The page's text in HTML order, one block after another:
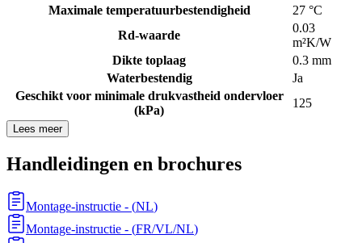
Maximale temperatuurbestendigheid
27 °C
Rd-waarde
0.03
m²K/W
Dikte toplaag
0.3 mm
Waterbestendig
Ja
Geschikt voor minimale drukvastheid ondervloer
(kPa)
125
Lees meer
Handleidingen en brochures
Montage-instructie - (NL)
Montage-instructie - (FR/VL/NL)